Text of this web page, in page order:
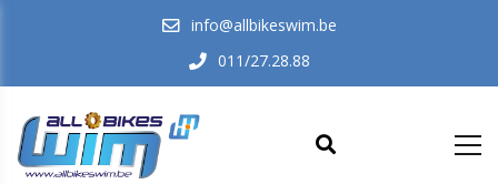
info@allbikeswim.be
011/27.28.88